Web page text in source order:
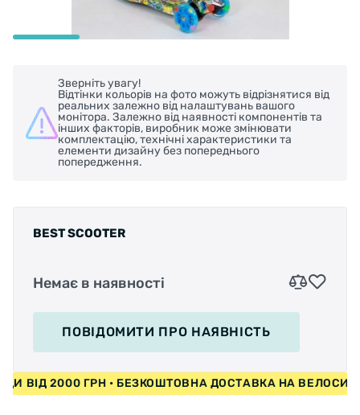
Зверніть увагу!
Відтінки кольорів на фото можуть відрізнятися від
реальних залежно від налаштувань вашого
монітора. Залежно від наявності компонентів та
інших факторів, виробник може змінювати
комплектацію, технічні характеристики та
елементи дизайну без попереднього
попередження.
BEST SCOOTER
Немає в наявності
ПОВІДОМИТИ ПРО НАЯВНІСТЬ
ВІД 2000 ГРН • БЕЗКОШТОВНА ДОСТАВКА НА